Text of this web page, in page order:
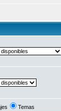
Temas